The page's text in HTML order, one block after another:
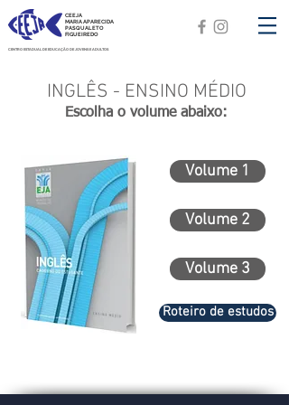
CEEJA
MARIA APARECIDA
PASQUALETO
FIGUEIREDO
CENTRO ESTADUAL DE EDUCAÇÃO DE JOVENS E ADULTOS
INGLÊS - ENSINO MÉDIO
Escolha o volume abaixo:
Volume 1
Volume 2
Volume 3
Roteiro de estudos